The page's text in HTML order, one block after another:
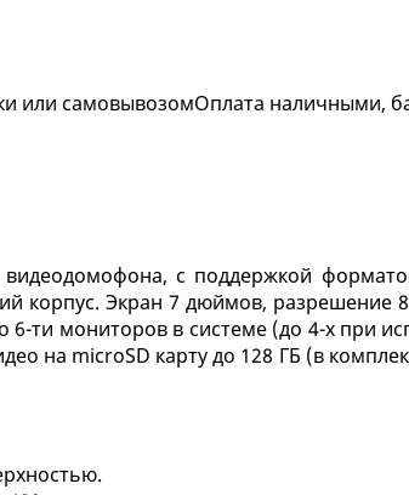
или самовывозомОплата наличными,
с поддержкой
корпус. Экран 7 дюймов,
ти мониторов в системе (до 4-х при
на microSD карту до 128 ГБ (в